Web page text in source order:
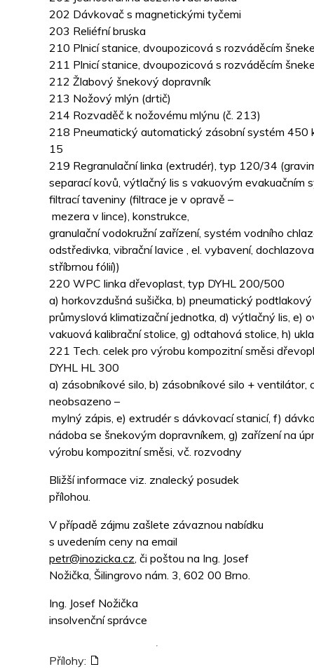
202 Dávkovač s magnetickými tyčemi
203 Reliéfní bruska
210 Plnicí stanice, dvoupozicová s rozváděcím
211 Plnicí stanice, dvoupozicová s rozváděcím
212 Žlabový šnekový dopravník
213 Nožový mlýn (drtič)
214 Rozvaděč k nožovému mlýnu (č. 213)
218 Pneumatický automatický zásobní systém 450
15
219 Regranulační linka (extrudér), typ 120/34
separací kovů, výtlačný lis s vakuovým evakuačním
filtrací taveniny (filtrace je v opravě –
mezera v lince), konstrukce,
granulační vodokružní zařízení, systém vodního
odstředivka, vibrační lavice , el. vybavení,
stříbrnou fólií))
220 WPC linka dřevoplast, typ DYHL 200/500
a) horkovzdušná sušička, b) pneumatický
průmyslová klimatizační jednotka, d) výtlačný lis, e)
vakuová kalibrační stolice, g) odtahová stolice, h)
221 Tech. celek pro výrobu kompozitní směsi
DYHL HL 300
a) zásobníkové silo, b) zásobníkové silo + ventilátor,
neobsazeno –
mylný zápis, e) extrudér s dávkovací stanicí, f)
nádoba se šnekovým dopravníkem, g) zařízení na
výrobu kompozitní směsi, vč. rozvodny
Bližší informace viz. znalecký posudek
přílohou.
V případě zájmu zašlete závaznou nabídku
s uvedením ceny na email
petr@inozicka.cz, či poštou na Ing. Josef
Nožička, Šilingrovo nám. 3, 602 00 Brno.
Ing. Josef Nožička
insolvenční správce
Přílohy: